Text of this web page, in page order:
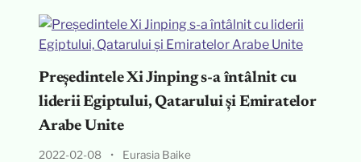
Președintele Xi Jinping s-a întâlnit cu
liderii Egiptului, Qatarului și Emiratelor
Arabe Unite
2022-02-08 • Eurasia Baike